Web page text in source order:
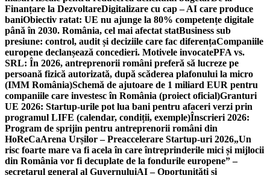
Finanțare la DezvoltareDigitalizare cu cap – AI care produce
baniObiectiv ratat: UE nu ajunge la 80% competențe digitale
până în 2030. România, cel mai afectat statBusiness sub
presiune: control, audit și deciziile care fac diferențaCompaniile
europene declanșează concedieri. Motivele invocatePFA vs.
SRL: În 2026, antreprenorii români preferă să lucreze pe
persoană fizică autorizată, după scăderea plafonului la micro
(IMM România)Schemă de ajutoare de 1 miliard EUR pentru
companiile care investesc în România (proiect oficial)Granturi
UE 2026: Startup-urile pot lua bani pentru afaceri verzi prin
programul LIFE (calendar, condiții, exemple)Înscrieri 2026:
Program de sprijin pentru antreprenorii români din
HoReCaArena Urșilor – Preaccelerare Startup-uri 2026„Un
risc foarte mare va fi acela în care întreprinderile mici și mijlocii
din România vor fi decuplate de la fondurile europene” –
secretarul general al GuvernuluiAI – Oportunități și